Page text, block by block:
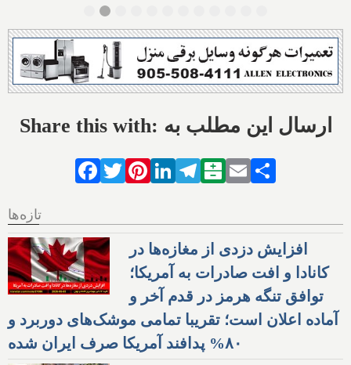
Share this with: ارسال این مطلب به
Facebook
TwitterPinterestLinkedIn
Telegram
Balatarin
Email
تازه‌ها
افزایش دزدی از مغازه‌ها در
کانادا و افت صادرات به آمریکا؛
توافق تنگه هرمز در قدم آخر و
آماده اعلان است؛ تقریبا تمامی موشک‌های دوربرد و
۸۰% پدافند آمریکا صرف ایران شده